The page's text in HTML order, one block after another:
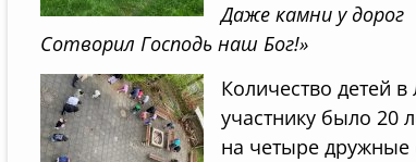
Даже камни у дорог
Сотворил Господь наш Бог!»
Количество детей
участнику было 20
на четыре дружные